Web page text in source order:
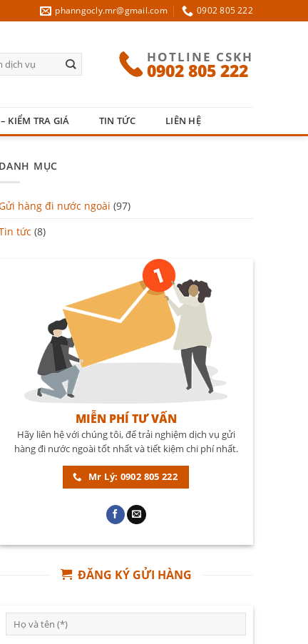
phanngocly.mr@gmail.com 0902 805 222
HOTLINE CSKH
0902 805 222
KIỂM TRA GIÁ TIN TỨC LIÊN HỆ
DANH MỤC
hàng đi nước ngoài (97)
tức (8)
MIỄN PHÍ TƯ VẤN
Hãy liên hệ với chúng tôi, để trải nghiệm dịch vụ gửi
hàng đi nước ngoài tốt nhất và tiết kiệm chi phí nhất.
Mr Lý: 0902 805 222
ĐĂNG KÝ GỬI HÀNG